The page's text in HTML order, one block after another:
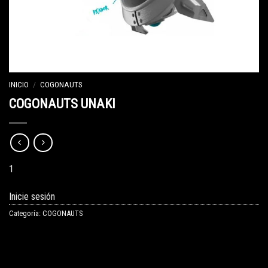
INICIO / COGONAUTS
COGONAUTS UNAKI
1
Inicie sesión
Categoría: COGONAUTS